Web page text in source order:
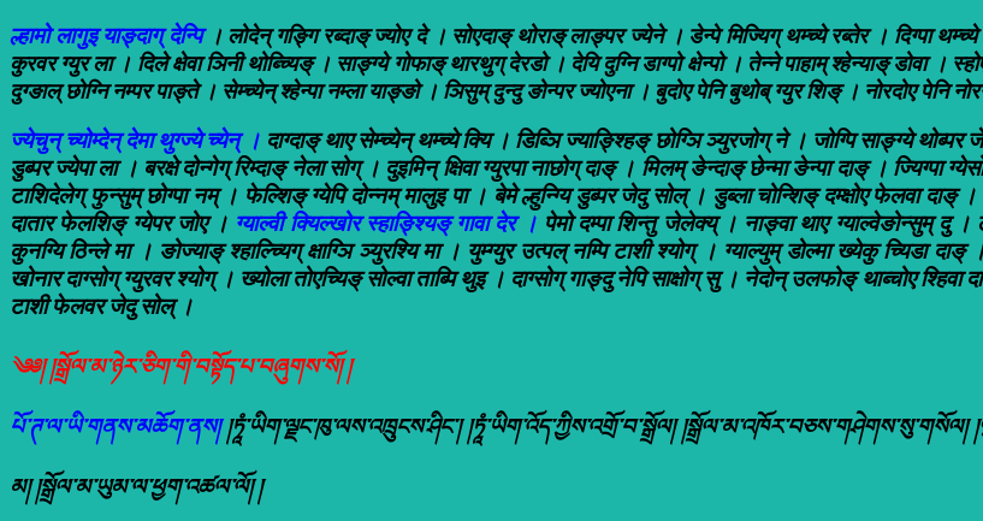
ल्हामो लागुइ याङ्दाग् देन्पि । लोदेन् गङ्गि रब्दाङ् ज्योए दे । सोएदाङ् थोराङ् लाङ्पर ज्येने । डेन्पे मिज्यिग् थम्च्ये रब्तेर । दिग्पा थम्च्ये
कुरवर ग्युर ला । दिले क्षेवा ञिनी थोब्च्यिङ् । साङ्ग्ये गोफाङ् थारथुग् देरडो । देयि दुग्नि डाग्पो क्षेन्पो । तेन्ने पाहाम् श्हेन्याङ् डोवा ।
दुग्ङाल् छोग्नि नम्पर पाङ्ते । सेम्च्येन् श्हेन्पा नम्ला याङ्ङो । ञिसुम् दुन्दु ङोन्पर ज्योएना । बुदोए पेनि बुथोब् ग्युर शिङ् । नोरदोए पेनि
ज्येचुन् च्योम्देन् देमा थुग्ज्ये च्येन् । दाग्दाङ् थाए सेम्च्येन् थम्च्ये क्यि । डिब्ञि ज्याङ्श्हिङ् छोग्ञि ञ्युरजोग् ने । जोग्पि साङ्ग्ये
डुब्पर ज्येपा ला । बरक्षे दोन्गेग् रिम्दाङ् नेला सोग् । दुइमिन् क्षिवा ग्युरपा नाछोग् दाङ् । मिलम् ङेन्दाङ् छेन्मा ङेन्पा दाङ् ।
टाशिदेलेग् फुन्सुम् छोग्पा नम् । फेल्शिङ् ग्येपि दोन्नम् मालुइ पा । बेमे ल्हुन्ग्यि डुब्पर जेदु सोल् । डुब्ला चोन्शिङ् दम्क्षोए फेलवा दाङ् ।
दातार फेलशिङ् ग्येपर जोए । ग्याल्वी क्यिल्खोर स्हाङ्श्यिङ् गावा देर । पेमो दम्पा शिन्तु जेलेक्य् । नाङ्वा थाए ग्याल्वेङोन्सुम् दु ।
कुनग्यि ठिन्ले मा । ङोज्याङ् श्हाल्च्यिग् क्षाग्ञि ञ्युरश्यि मा । युम्ग्युर उत्पल् नम्पि टाशी श्योग् । ग्याल्युम् डोल्मा ख्येकु च्यिडा
खोनार दाग्सोग् ग्युरवर श्योग् । ख्योला तोएच्यिङ् सोल्वा ताब्पि थुइ । दाग्सोग् गाङ्दु नेपि साक्षोग् सु । नेदोन् उलफोङ् थाब्चोए
टाशी फेलवर जेदु सोल् ।
༄༅། །སྒྲོལ་མ་ཉེར་ཅིག་གི་བསྟོད་པ་བཞུགས་སོ། །
པོ་ཊ་ལ་ཡི་གནས་མཆོག་ནས།།ཏཱཾ་ཡིག་ལྗང་ཁུ་ལས་འཁྲུངས་ཤིང་། །ཏཱཾ་ཡིག་འོད་ཀྱིས་འགྲོ་བ་སྒྲོལ།
མ། །སྒྲོལ་མ་ཡུམ་ལ་ཕྱག་འཚལ་ལོ། །